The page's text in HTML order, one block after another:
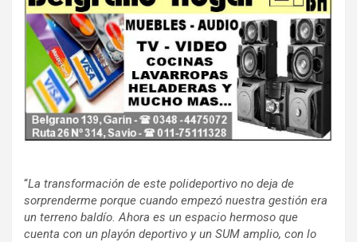
“La transformación de este polideportivo no deja de
sorprenderme porque cuando empezó nuestra gestión era
un terreno baldío. Ahora es un espacio hermoso que
cuenta con un playón deportivo y un SUM amplio, con lo